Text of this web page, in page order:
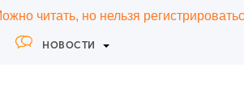
читать, но нельзя
НОВОСТИ